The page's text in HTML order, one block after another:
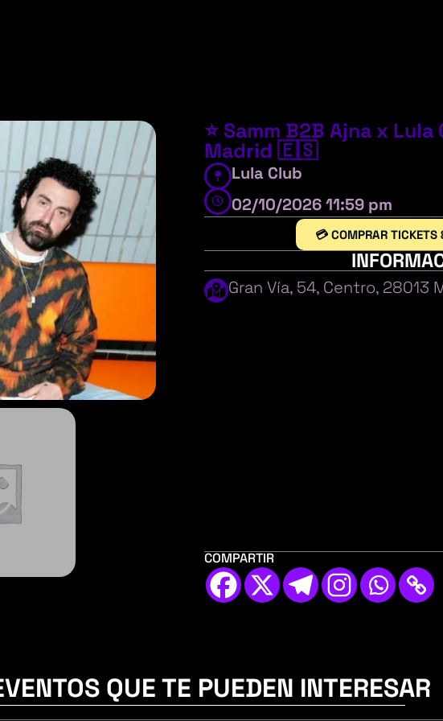
⭐ Samm B2B Ajna x Lula
Madrid 🇪🇸
Lula Club
02/10/2026 11:59 pm
💳 COMPRAR TICKETS
Gran Vía, 54, Centro, 28013
COMPARTIR
QUE TE PUEDEN INTERESAR